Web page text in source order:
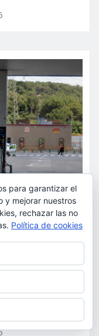
su
el
al
para garantizar el
y mejorar nuestros
rechazar las no
Política de cookies
gestionar las cookies,